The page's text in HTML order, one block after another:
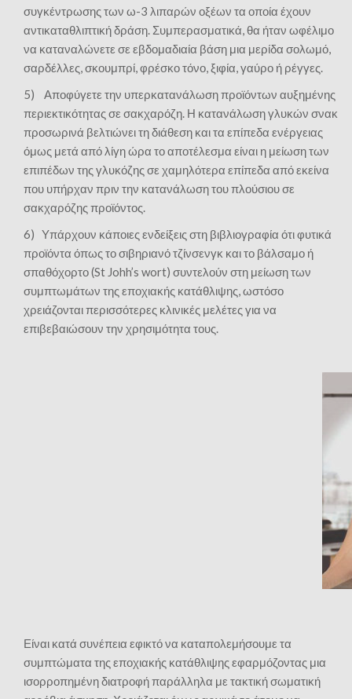
συγκέντρωσης των ω-3 λιπαρών οξέων τα οποία έχουν
αντικαταθλιπτική δράση. Συμπερασματικά, θα ήταν ωφέλιμο
να καταναλώνετε σε εβδομαδιαία βάση μια μερίδα σολωμό,
σαρδέλλες, σκουμπρί, φρέσκο τόνο, ξιφία, γαύρο ή ρέγγες.
5) Αποφύγετε την υπερκατανάλωση προϊόντων αυξημένης
περιεκτικότητας σε σακχαρόζη. Η κατανάλωση γλυκών σνακ
προσωρινά βελτιώνει τη διάθεση και τα επίπεδα ενέργειας
όμως μετά από λίγη ώρα το αποτέλεσμα είναι η μείωση των
επιπέδων της γλυκόζης σε χαμηλότερα επίπεδα από εκείνα
που υπήρχαν πριν την κατανάλωση του πλούσιου σε
σακχαρόζης προϊόντος.
6) Υπάρχουν κάποιες ενδείξεις στη βιβλιογραφία ότι φυτικά
προϊόντα όπως το σιβηριανό τζίνσενγκ και το βάλσαμο ή
σπαθόχορτο (St Johh’s wort) συντελούν στη μείωση των
συμπτωμάτων της εποχιακής κατάθλιψης, ωστόσο
χρειάζονται περισσότερες κλινικές μελέτες για να
επιβεβαιώσουν την χρησιμότητα τους.
Είναι κατά συνέπεια εφικτό να καταπολεμήσουμε τα
συμπτώματα της εποχιακής κατάθλιψης εφαρμόζοντας μια
ισορροπημένη διατροφή παράλληλα με τακτική σωματική